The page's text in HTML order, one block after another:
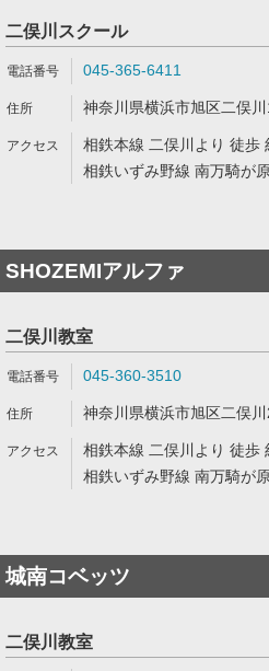
二俣川スクール
045-365-6411
神奈川県横浜市旭区二俣
相鉄本線 二俣川より 徒歩
相鉄いずみ野線 南万騎が
SHOZEMIアルファ
二俣川教室
045-360-3510
神奈川県横浜市旭区二俣
相鉄本線 二俣川より 徒歩
相鉄いずみ野線 南万騎が
城南コベッツ
二俣川教室